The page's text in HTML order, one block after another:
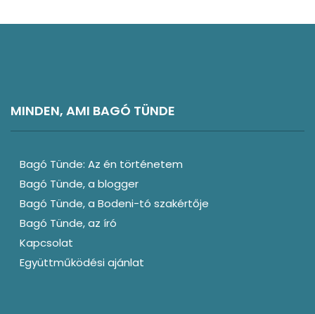
MINDEN, AMI BAGÓ TÜNDE
Bagó Tünde: Az én történetem
Bagó Tünde, a blogger
Bagó Tünde, a Bodeni-tó szakértője
Bagó Tünde, az író
Kapcsolat
Együttműködési ajánlat